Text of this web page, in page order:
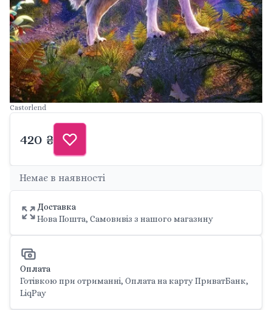
Castorlend
420 ₴
Немає в наявності
Доставка
Нова Пошта, Самовивіз з нашого магазину
Оплата
Готівкою при отриманні, Оплата на карту ПриватБанк,
LiqPay